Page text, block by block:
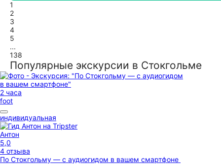
1
2
3
4
5
...
138
Популярные экскурсии в Стокгольме
2 часа
foot
индивидуальная
Антон
5,0
4 отзыва
По Стокгольму — с аудиогидом в вашем смартфоне